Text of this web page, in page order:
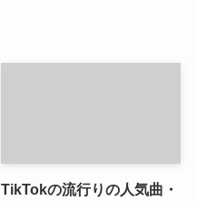
TikTokの流行りの人気曲・